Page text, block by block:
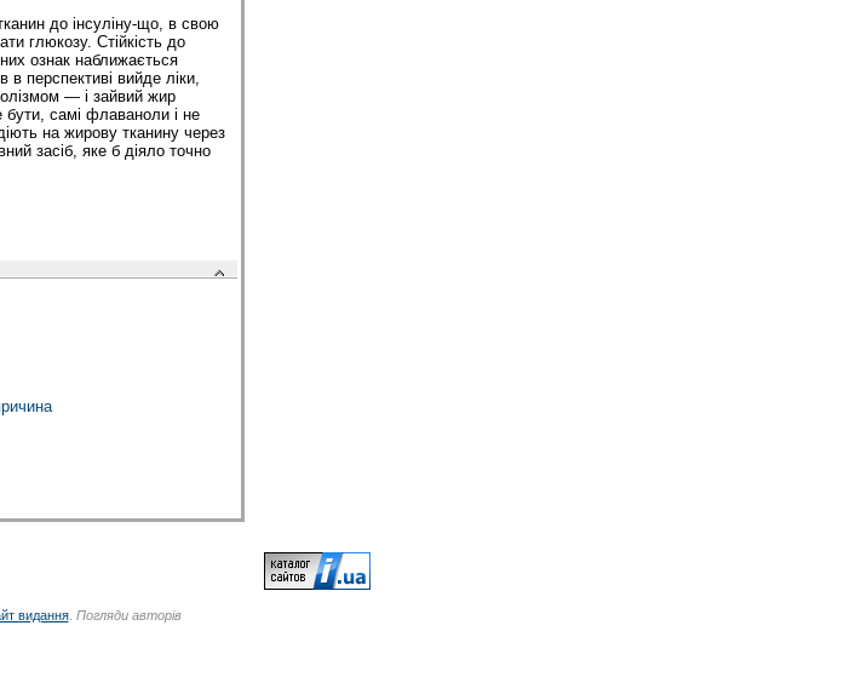
до інсуліну-що, в свою
глюкозу. Стійкість до
ознак наближається
перспективі вийде ліки,
— і зайвий жир
самі флаваноли і не
на жирову тканину через
засіб, яке б діяло точно
видання. Погляди авторів